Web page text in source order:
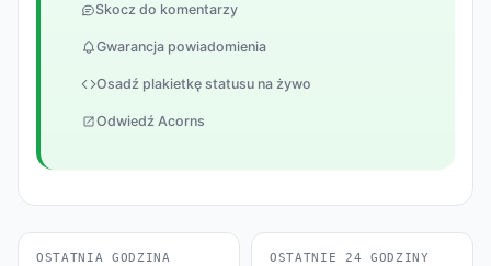
Skocz do komentarzy
Gwarancja powiadomienia
Osadź plakietkę statusu na żywo
Odwiedź Acorns
OSTATNIA GODZINA OSTATNIE 24 GODZINY